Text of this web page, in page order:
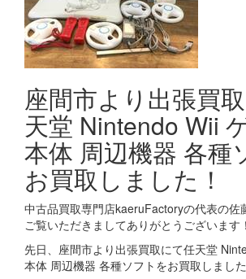
座間市より出張買
天堂 Nintendo Wii
本体 周辺機器 各種
お買取しました！
中古品買取専門店kaeruFactoryの代表の佐
ご覧いただきましてありがとうございます！
先日、座間市より出張買取にて任天堂
本体 周辺機器 各種ソフトをお買取しました